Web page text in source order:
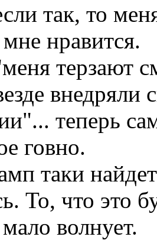
так, то
нравится.
терзают
внедряли
теперь
говно.
таки
То, что это
волнует.